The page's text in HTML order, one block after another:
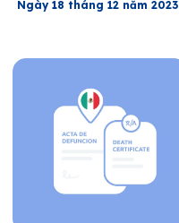
tiếng Trung.
Ngày 18 tháng 12 năm 2023